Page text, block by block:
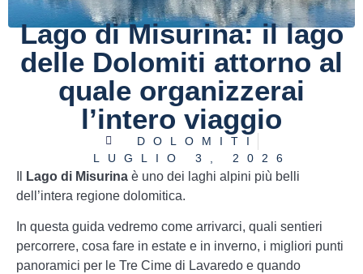
Lago di Misurina: il lago
delle Dolomiti attorno al
quale organizzerai
l’intero viaggio
DOLOMITI
LUGLIO 3, 2026
Lago di Misurina è uno dei laghi alpini più belli
dell’intera regione dolomitica.
In questa guida vedremo come arrivarci, quali sentieri
percorrere, cosa fare in estate e in inverno, i migliori punti
panoramici per le Tre Cime di Lavaredo e quando
Configurazione Rifiuta Accetta tutti